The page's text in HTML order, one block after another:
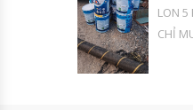
LON 5
CHỈ